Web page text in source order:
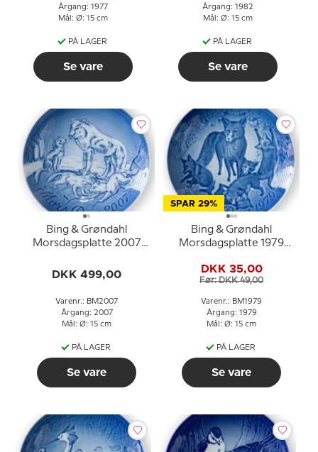
Årgang: 1977
Mål: Ø: 15 cm
PÅ LAGER
Se vare
Årgang: 1982
Mål: Ø: 15 cm
PÅ LAGER
Se vare
Bing & Grøndahl
Morsdagsplatte 2007
DKK 499,00
Varenr.: BM2007
Årgang: 2007
Mål: Ø: 15 cm
PÅ LAGER
Se vare
SPAR 29%
Bing & Grøndahl
Morsdagsplatte 1979
DKK 35,00
Før: DKK 49,00
Varenr.: BM1979
Årgang: 1979
Mål: Ø: 15 cm
PÅ LAGER
Se vare